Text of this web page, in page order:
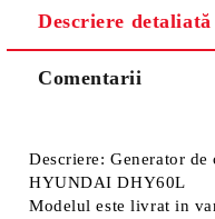
Descriere detaliată
Comentarii
Descriere: Generator
HYUNDAI DHY60L
Modelul este livrat in